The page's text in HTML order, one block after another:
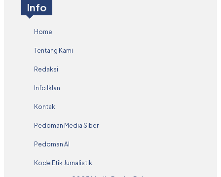
Info
Home
Tentang Kami
Redaksi
Info Iklan
Kontak
Pedoman Media Siber
Pedoman AI
Kode Etik Jurnalistik